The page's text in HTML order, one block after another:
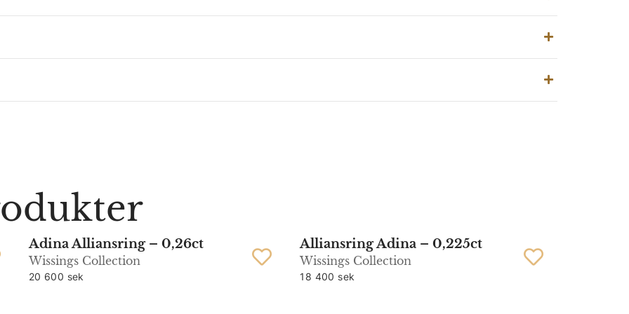
Adina Alliansring – 0,26ct
Wissings Collection
20 600 sek
Alliansring Adina – 0,225ct
Wissings Collection
18 400 sek